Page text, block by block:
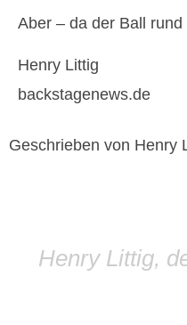
Aber – da der Ball
Henry Littig
backstagenews.de
Geschrieben von Henry
Henry Littig,